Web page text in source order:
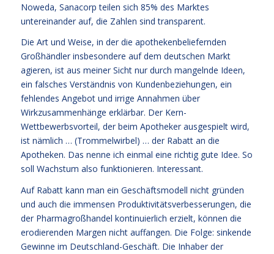
Noweda, Sanacorp teilen sich 85% des Marktes
untereinander auf, die Zahlen sind transparent.
Die Art und Weise, in der die apothekenbeliefernden
Großhändler insbesondere auf dem deutschen Markt
agieren, ist aus meiner Sicht nur durch mangelnde Ideen,
ein falsches Verständnis von Kundenbeziehungen, ein
fehlendes Angebot und irrige Annahmen über
Wirkzusammenhänge erklärbar. Der Kern-
Wettbewerbsvorteil, der beim Apotheker ausgespielt wird,
ist nämlich … (Trommelwirbel) … der Rabatt an die
Apotheken. Das nenne ich einmal eine richtig gute Idee. So
soll Wachstum also funktionieren. Interessant.
Auf Rabatt kann man ein Geschäftsmodell nicht gründen
und auch die immensen Produktivitätsverbesserungen, die
der Pharmagroßhandel kontinuierlich erzielt, können die
erodierenden Margen nicht auffangen. Die Folge: sinkende
Gewinne im Deutschland-Geschäft. Die Inhaber der